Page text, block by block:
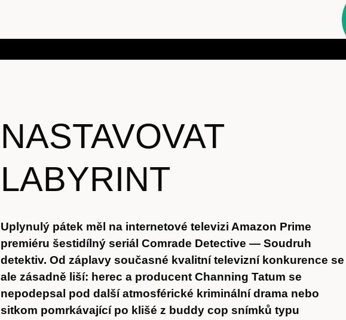
NASTAVOVAT
LABYRINT
Uplynulý pátek měl na internetové televizi Amazon Prime
premiéru šestidílný seriál Comrade Detective — Soudruh
detektiv. Od záplavy současné kvalitní televizní konkurence se
ale zásadně liší: herec a producent Channing Tatum se
nepodepsal pod další atmosférické kriminální drama nebo
sitkom pomrkávající po klišé z buddy cop snímků typu